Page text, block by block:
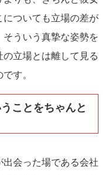
ついても立場の差が
ういう真摯な姿勢を
立場とは離して見る
す。
ことをちゃんと
会った場である会社